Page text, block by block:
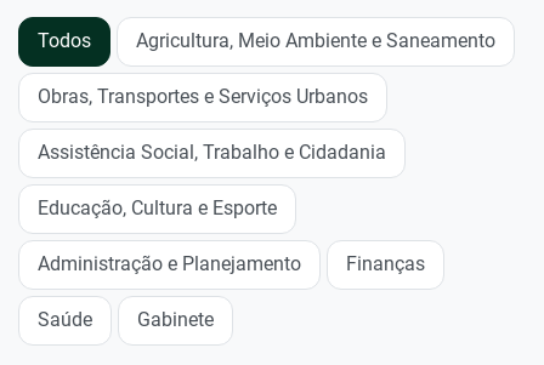
Todos Agricultura, Meio Ambiente e Saneamento
Obras, Transportes e Serviços Urbanos
Assistência Social, Trabalho e Cidadania
Educação, Cultura e Esporte
Administração e Planejamento Finanças
Saúde Gabinete